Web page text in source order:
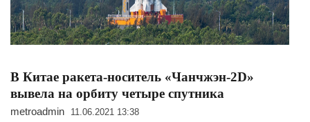
В Китае ракета-носитель «Чанчжэн-2D»
вывела на орбиту четыре спутника
metroadmin 11.06.2021 13:38